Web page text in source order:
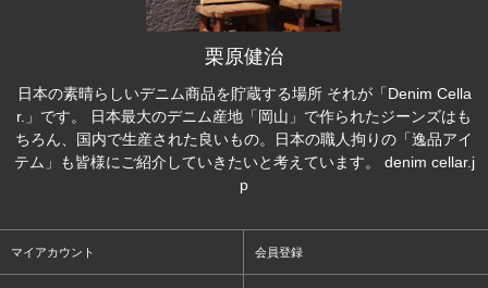
栗原健治
日本の素晴らしいデニム商品を貯蔵する場所 それが「Denim Cella
r.」です。 日本最大のデニム産地「岡山」で作られたジーンズはも
ちろん、国内で生産された良いもの。日本の職人拘りの「逸品アイ
テム」も皆様にご紹介していきたいと考えています。 denim cellar.j
p
マイアカウント 会員登録